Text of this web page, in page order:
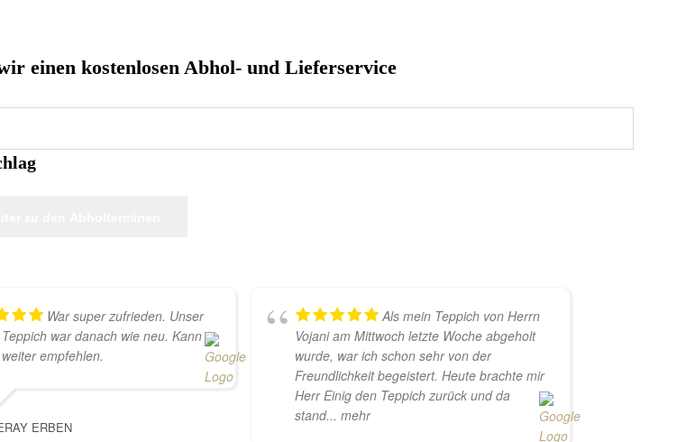
einen kostenlosen Abhol- und Lieferservice
War super zufrieden. Unser
war danach wie neu. Kann
empfehlen.
ERBEN
Als mein Teppich von Herrn
Vojani am Mittwoch letzte Woche abgeholt
wurde, war ich schon sehr von der
Freundlichkeit begeistert. Heute brachte mir
Herr Einig den Teppich zurück und da
stand... mehr